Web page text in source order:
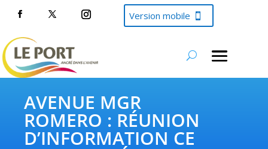
Version mobile
AVENUE MGR
ROMERO : RÉUNION
D’INFORMATION CE